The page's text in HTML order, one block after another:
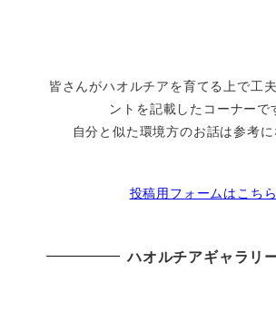
皆さんがハオルチアを育てる上で工
ントを記載したコーナーで
自分と似た環境方のお話は参考
投稿用フォームはこちら
ハオルチアギャラリ